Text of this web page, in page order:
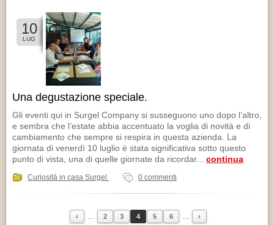
10
LUG
Una degustazione speciale.
Gli eventi qui in Surgel Company si susseguono uno dopo l’altro,
e sembra che l’estate abbia accentuato la voglia di novità e di
cambiamento che sempre si respira in questa azienda. La
giornata di venerdì 10 luglio è stata significativa sotto questo
punto di vista, una di quelle giornate da ricordar... continua
Curiosità in casa Surgel 0 commenti
‹ 2 3 4 5 6 ›